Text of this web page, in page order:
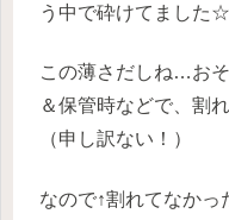
う中で砕けてました☆
この薄さだしね…お
＆保管時などで、割
（申し訳ない！）
なので↑割れてなかっ